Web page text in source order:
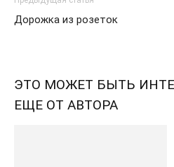
Дорожка из розеток
ЭТО МОЖЕТ БЫТЬ
ЕЩЕ ОТ АВТОРА